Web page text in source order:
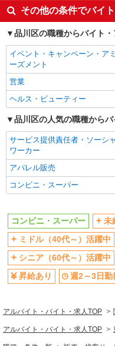
未経験歓迎
ミドル（40代～）活躍中
シニア（60代～）活躍中
昇給あり
扶養内勤務OK
社会保険あり
販売
コンビニ・スーパー
同じ特徴から求人を探す
未経験歓迎
扶養内勤務OK
社会保険あり
その他の条件でバイ
品川区の職種からバイト
イベント・キャンペーン・ア
ーズメント
営業
ヘルス・ビューティー
品川区の人気の職種から
サービス提供責任者・ソーシ
ワーカー
アパレル販売
コンビニ・スーパー
コンビニ・スーパー 未
ミドル（40代～）活躍中
シニア（60代～）活躍中
昇給あり
週2～3日勤
アルバイト・バイト・求人TOP
アルバイト・バイト・求人TOP